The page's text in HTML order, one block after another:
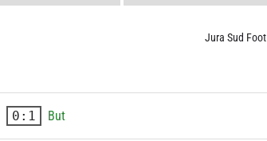
Jura Sud Foot
0:1 But